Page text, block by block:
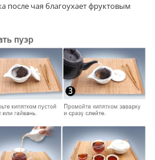
после чая благоухает фруктовым